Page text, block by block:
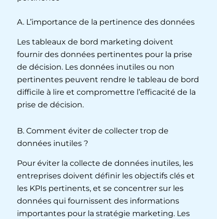
A. L’importance de la pertinence des données
Les tableaux de bord marketing doivent
fournir des données pertinentes pour la prise
de décision. Les données inutiles ou non
pertinentes peuvent rendre le tableau de bord
difficile à lire et compromettre l’efficacité de la
prise de décision.
B. Comment éviter de collecter trop de
données inutiles ?
Pour éviter la collecte de données inutiles, les
entreprises doivent définir les objectifs clés et
les KPIs pertinents, et se concentrer sur les
données qui fournissent des informations
importantes pour la stratégie marketing. Les